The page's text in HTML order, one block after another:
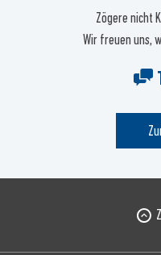
Zögere nicht
Wir freuen uns,